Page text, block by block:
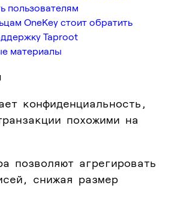
пользователям
OneKey стоит обратить
Taproot
материалы
конфиденциальность,
похожими на
позволяют агрегировать
снижая размер